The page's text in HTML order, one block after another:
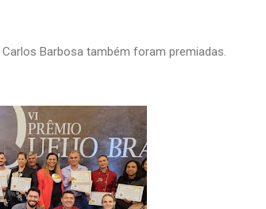
Barbosa também foram premiadas.